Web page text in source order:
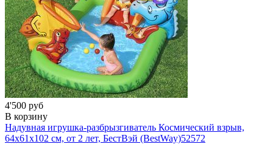
4'500 руб
В корзину
Надувная игрушка-разбрызгиватель Космический взрыв,
64x61x102 см, от 2 лет, БестВэй (BestWay)52572